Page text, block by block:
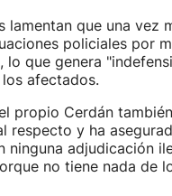
lamentan que una vez
policiales por
lo que genera
afectados.
propio Cerdán
respecto y ha
ninguna adjudicación
no tiene nada de